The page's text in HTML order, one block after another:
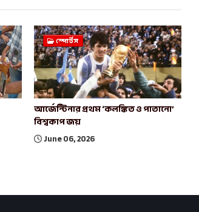
স্পোর্টস
আর্জেন্টিনার প্রথম ‘কলঙ্কিত ও পাতানো’
বিশ্বকাপ জয়
June 06, 2026